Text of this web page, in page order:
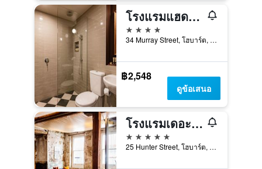
โรงแรมแฮดลีย์ โอเรียนต์
4 ดาว
34 Murray Street, โฮบาร์ต, TAS, ออสเตรเลีย
฿2,548
ดูข้อเสนอ
โรงแรมเดอะ เฮนรี่ โจนส์ อาร์ท
5 ดาว
25 Hunter Street, โฮบาร์ต, TAS, ออสเตรเลีย